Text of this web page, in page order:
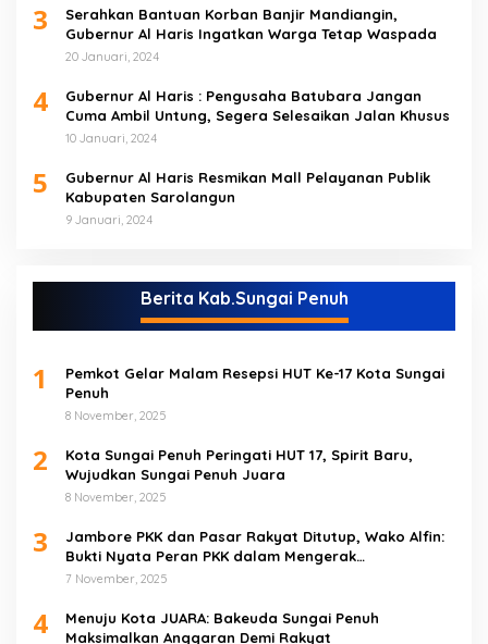
3
Serahkan Bantuan Korban Banjir Mandiangin,
Gubernur Al Haris Ingatkan Warga Tetap Waspada
20 Januari, 2024
4
Gubernur Al Haris : Pengusaha Batubara Jangan
Cuma Ambil Untung, Segera Selesaikan Jalan Khusus
10 Januari, 2024
5
Gubernur Al Haris Resmikan Mall Pelayanan Publik
Kabupaten Sarolangun
9 Januari, 2024
Berita Kab.Sungai Penuh
1
Pemkot Gelar Malam Resepsi HUT Ke-17 Kota Sungai
Penuh
8 November, 2025
2
Kota Sungai Penuh Peringati HUT 17, Spirit Baru,
Wujudkan Sungai Penuh Juara
8 November, 2025
3
Jambore PKK dan Pasar Rakyat Ditutup, Wako Alfin:
Bukti Nyata Peran PKK dalam Mengerak
Perekonomian Masyarakat
7 November, 2025
4
Menuju Kota JUARA: Bakeuda Sungai Penuh
Maksimalkan Anggaran Demi Rakyat